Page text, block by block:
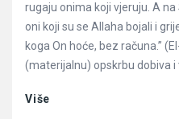
rugaju onima koji vjeruju. A
oni koji su se Allaha bojali i
koga On hoće, bez računa.”
(materijalnu) opskrbu dobiva i
Više